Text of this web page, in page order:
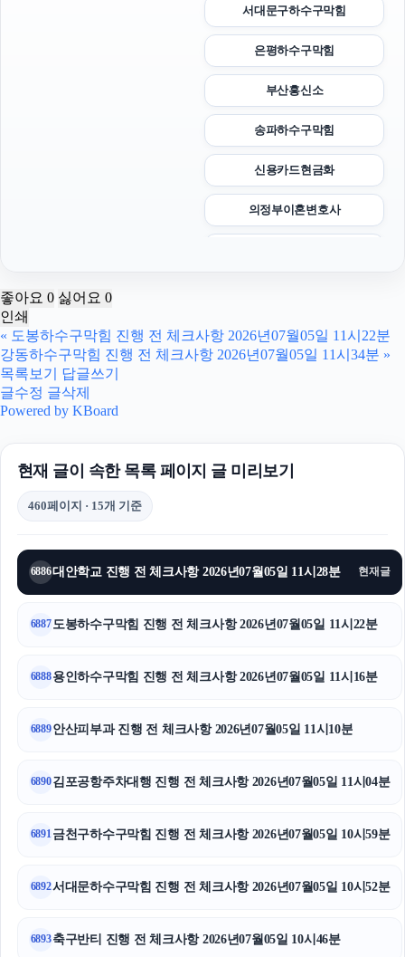
서대문구하수구막힘
은평하수구막힘
부산흥신소
송파하수구막힘
신용카드현금화
의정부이혼변호사
부산흥신소
재산분할
용인이혼전문변호사
탐정사무소
좋아요 0 싫어요 0
인쇄
« 도봉하수구막힘 진행 전 체크사항 2026년07월05일 11시22분
강동하수구막힘 진행 전 체크사항 2026년07월05일 11시34분 »
목록보기
답글쓰기
글수정 글삭제
Powered by KBoard
현재 글이 속한 목록 페이지 글 미리보기
460페이지 · 15개 기준
6886대안학교 진행 전 체크사항 2026년07월05일 11시28분 현재글
6887 도봉하수구막힘 진행 전 체크사항 2026년07월05일 11시22분
6888용인하수구막힘 진행 전 체크사항 2026년07월05일 11시16분
6889안산피부과 진행 전 체크사항 2026년07월05일 11시10분
6890김포공항주차대행 진행 전 체크사항 2026년07월05일 11시04분
6891금천구하수구막힘 진행 전 체크사항 2026년07월05일 10시59분
6892서대문하수구막힘 진행 전 체크사항 2026년07월05일 10시52분
6893축구반티 진행 전 체크사항 2026년07월05일 10시46분